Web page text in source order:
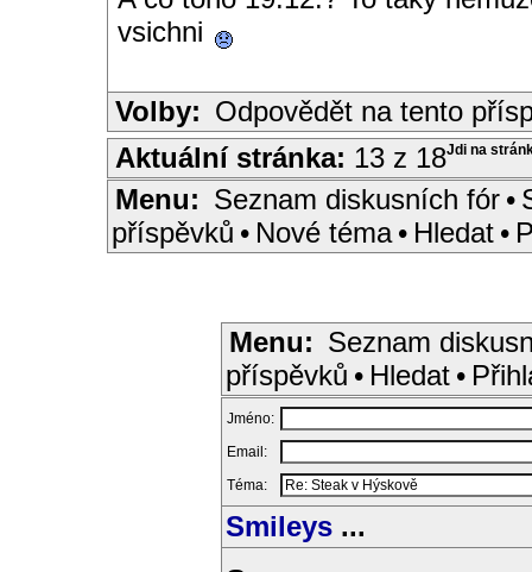
vsichni
Volby: Odpovědět na tento
Jdi na
Aktuální stránka: 13 z 18
Menu: Seznam diskusních fór •
příspěvků • Nové téma • Hledat •
Menu: Seznam
příspěvků • Hledat •
Jméno:
Email:
Téma:
Smileys ...